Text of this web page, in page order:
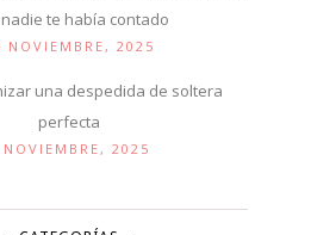
te había contado
NOVIEMBRE, 2025
una despedida de soltera
perfecta
NOVIEMBRE, 2025